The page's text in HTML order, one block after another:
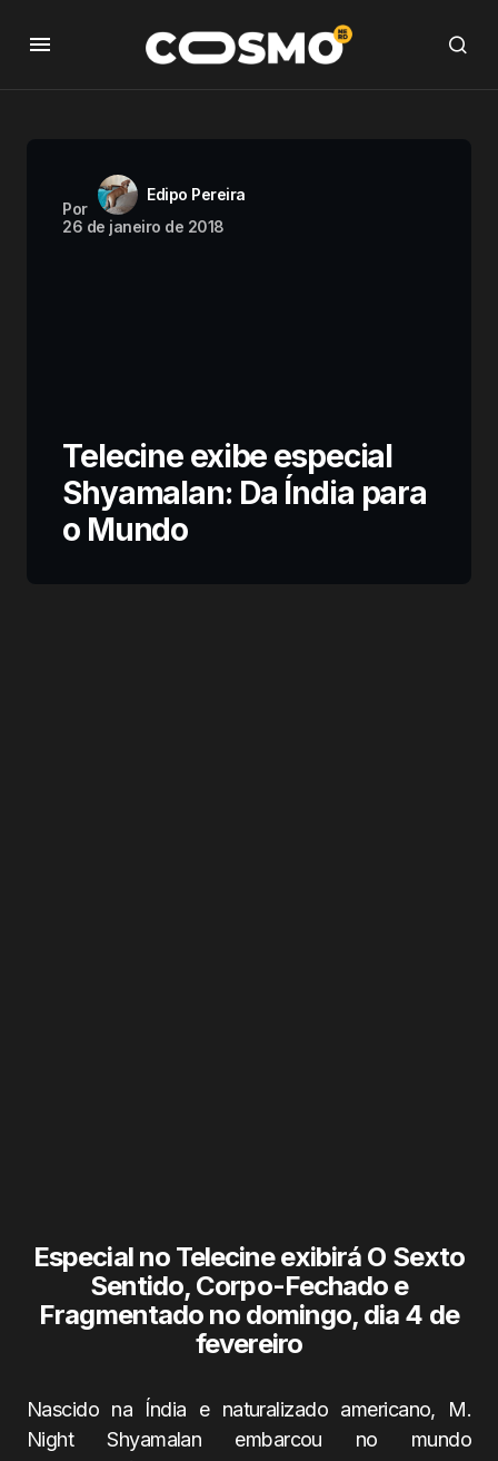
Por
Edipo Pereira
26 de janeiro de 2018
Telecine exibe especial
Shyamalan: Da Índia para
o Mundo
Especial no Telecine exibirá O Sexto
Sentido, Corpo-Fechado e
Fragmentado no domingo, dia 4 de
fevereiro
Nascido na Índia e naturalizado americano, M.
Night Shyamalan embarcou no mundo